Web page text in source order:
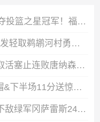
全明星：华盛顿神秘人夺投篮之星冠军！福德夺得三分大赛冠军！
🏀夏联-步行者第三节爆发轻取鹈鹕河村勇辉5+5+12斯劳森22分
🏀夏联-热火5人上双轻取活塞止连败唐纳森20+8+10奥科里27分
🏀夏联-杨瀚森13+5+4帽&下半场11分送惊艳妙传开拓者力克掘金
🏀夏联-国王首节仅4分不敌绿军冈萨雷斯24+10+5塞纳克10+12